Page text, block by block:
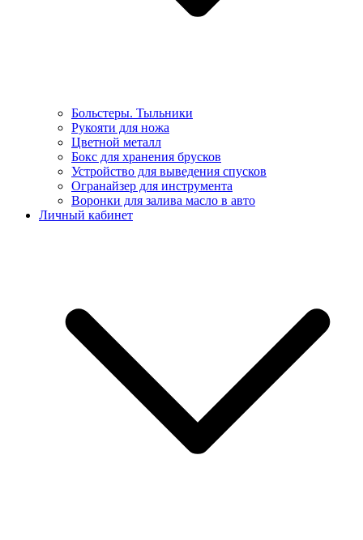
Больстеры. Тыльники
Рукояти для ножа
Цветной металл
Бокс для хранения брусков
Устройство для выведения спусков
Огранайзер для инструмента
Воронки для залива масло в авто
Личный кабинет